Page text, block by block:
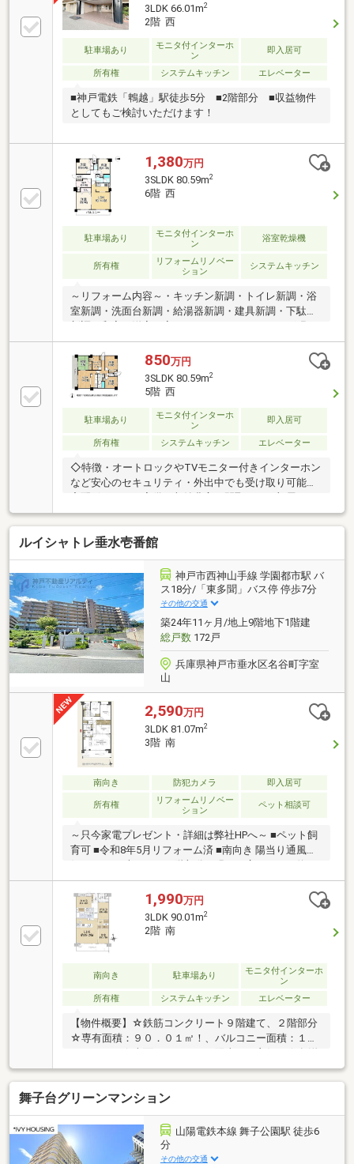
3LDK 66.01m2
2階 西
駐車場あり
モニタ付インターホ
ン
即入居可
所有権 システムキッチン エレベーター
■神戸電鉄「鵯越」駅徒歩5分 ■2階部分 ■収益物件
としてもご検討いただけます！
1,380万円
3SLDK 80.59m2
6階 西
駐車場あり
モニタ付インターホ
ン
浴室乾燥機
所有権
リフォームリノベー
ション
システムキッチン
～リフォーム内容～・キッチン新調・トイレ新調・浴
室新調・洗面台新調・給湯器新調・建具新調・下駄箱
新調・和室を洋室へ変更・クロス、フローリング張
替・左側洋室2室にウィンドウエアコン設置・和室か
ら洋室へ変更■各居室に収納がございます♪□神戸電鉄
有馬線『鵯越駅』まで徒歩４分の好立地♪■セキュリテ
ィーに◎モニター付きインターホン◆ お家さがしの段
取りを知りたい◆ご検討からご契約までの一連の流れ
をご説明します。初めての住まい購入のご参考にして
ください♪※Ｓ「サービスルーム」は納戸です。
850万円
3SLDK 80.59m2
5階 西
駐車場あり
モニタ付インターホ
ン
即入居可
所有権 システムキッチン エレベーター
◇特徴・オートロックやTVモニター付きインターホン
など安心のセキュリティ・外出中でも受け取り可能な
宅配ボックスが完備・収納豊富な間取りでお部屋をス
ッキリとお使いいただけます◇立地・神戸市立丸山ひ
ばり小学校まで徒歩約17分・神戸市立雲雀丘中学校ま
で徒歩約18分◆◇弊社が選ばれる理由◆◇１．お金の
扱い方のプロ、ファイナンシャルプランナーが資金計
画をサポート！２．買い替えなどにも対応できる売却
専門チームあり！３．たくさんの銀行と繋がりがある
ため、最も低金利になるように審査が可能弊社は専門
家同士が連携をとっているため、より多くの知見がご
ざいます。お気軽にお問合せください！
ルイシャトレ垂水壱番館
神戸市西神山手線 学園都市駅 バ
ス18分/「東多聞」バス停 停歩7分
その他の交通
築24年11ヶ月/地上9階地下1階建
総戸数172戸
兵庫県神戸市垂水区名谷町字室
山
2,590万円
3LDK 81.07m2
3階 南
南向き 防犯カメラ 即入居可
所有権
リフォームリノベー
ション
ペット相談可
～只今家電プレゼント・詳細は弊社HPへ～ ■ペット飼
育可 ■令和8年5月リフォーム済 ■南向き 陽当り通風良
帖LDK
1,990万円
3LDK 90.01m2
2階 南
南向き 駐車場あり
モニタ付インターホ
ン
所有権
システムキッチン エレベーター
【物件概要】☆鉄筋コンクリート９階建て、２階部分
☆専有面積：９０．０１㎡！、バルコニー面積：１
室にウォークインクローゼットあり☆玄関ポーチ
（４．０７㎡）あり☆ペット飼育可（規約による制限
有）☆階下が駐輪場の為、生活音を気にしにくい住居
位置☆玄関横に専用トランクルームがあります
舞子台グリーンマンション
山陽電鉄本線 舞子公園駅 徒歩6
分
その他の交通